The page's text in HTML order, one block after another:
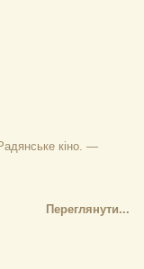
кіно. —
Переглянути...